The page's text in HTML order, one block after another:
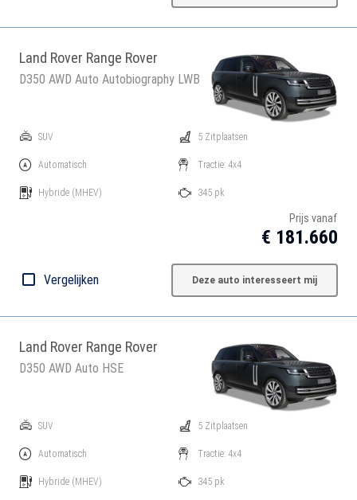
Land Rover Range Rover
D350 AWD Auto Autobiography LWB
SUV
Automatisch
Hybride (MHEV)
5 Zitplaatsen
Tractie: 4x4
345 pk
Prijs vanaf
€ 181.660
Vergelijken Deze auto interesseert mij
Land Rover Range Rover
D350 AWD Auto HSE
SUV
Automatisch
Hybride (MHEV)
5 Zitplaatsen
Tractie: 4x4
345 pk